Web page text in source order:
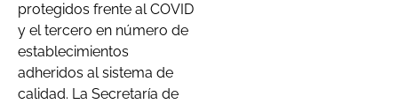
protegidos frente al COVID
y el tercero en número de
establecimientos
adheridos al sistema de
calidad. La Secretaría de